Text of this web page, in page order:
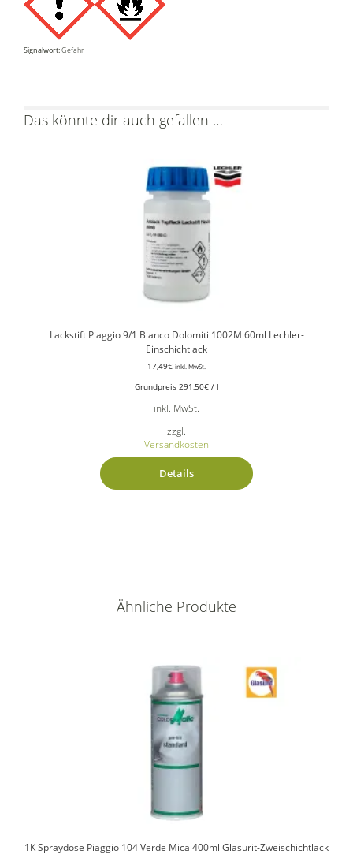
Signalwort:Gefahr
Das könnte dir auch gefallen …
Lackstift Piaggio 9/1 Bianco Dolomiti 1002M 60ml Lechler-
Einschichtlack
17,49€ inkl. MwSt.
Grundpreis 291,50€/ l
inkl. MwSt.
zzgl.
Versandkosten
Details
Ähnliche Produkte
1K Spraydose Piaggio 104 Verde Mica 400ml Glasurit-Zweischichtlack